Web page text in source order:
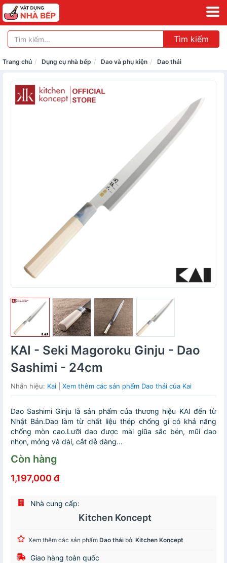
Tìm kiếm
Trang chủ Dụng cụ nhà bếp Dao và phụ kiện Dao thái
KAI - Seki Magoroku Ginju - Dao
Sashimi - 24cm
Nhãn hiệu: Kai Xem thêm các sản phẩm Dao thái của Kai
Dao Sashimi Ginju là sản phẩm của thương hiệu KAI đến từ
Nhật Bản.Dao làm từ chất liệu thép chống gỉ có khả năng
chống mòn cao.Lưỡi dao được mài giũa sắc bén, mũi dao
nhọn, mỏng và dài, cắt dễ dàng...
Còn hàng
1,197,000 đ
Nhà cung cấp:
Kitchen Koncept
Xem thêm các sản phẩm Dao thái bởi Kitchen Koncept
Giao hàng toàn quốc